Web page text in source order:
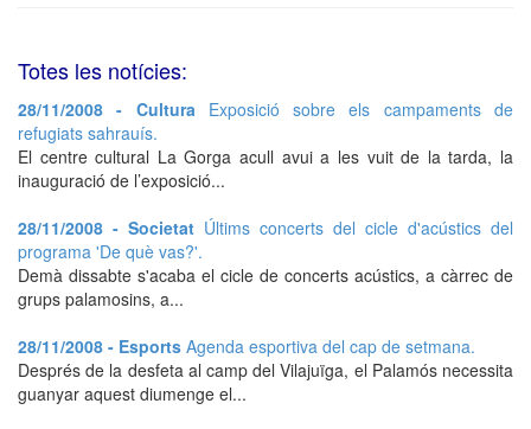
Totes les notícies:
28/11/2008 - Cultura Exposició sobre els campaments de
refugiats sahrauís.
El centre cultural La Gorga acull avui a les vuit de la tarda, la
inauguració de l’exposició...
28/11/2008 - Societat Últims concerts del cicle d'acústics del
programa 'De què vas?'.
Demà dissabte s'acaba el cicle de concerts acústics, a càrrec de
grups palamosins, a...
28/11/2008 - Esports Agenda esportiva del cap de setmana.
Després de la desfeta al camp del Vilajuïga, el Palamós necessita
guanyar aquest diumenge el...